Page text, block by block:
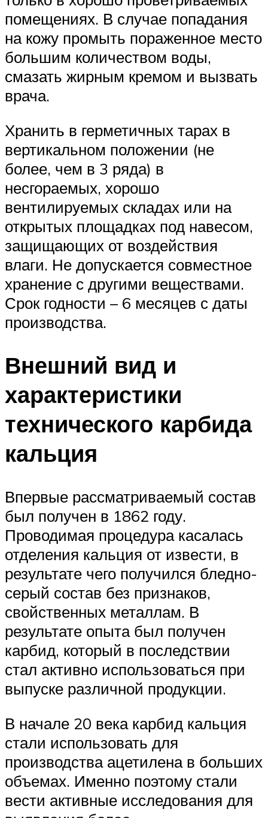
помещениях. В случае попадания
на кожу промыть пораженное место
большим количеством воды,
смазать жирным кремом и вызвать
врача.
Хранить в герметичных тарах в
вертикальном положении (не
более, чем в 3 ряда) в
несгораемых, хорошо
вентилируемых складах или на
открытых площадках под навесом,
защищающих от воздействия
влаги. Не допускается совместное
хранение с другими веществами.
Срок годности – 6 месяцев с даты
производства.
Внешний вид и
характеристики
технического карбида
кальция
Впервые рассматриваемый состав
был получен в 1862 году.
Проводимая процедура касалась
отделения кальция от извести, в
результате чего получился бледно-
серый состав без признаков,
свойственных металлам. В
результате опыта был получен
карбид, который в последствии
стал активно использоваться при
выпуске различной продукции.
В начале 20 века карбид кальция
стали использовать для
производства ацетилена в больших
объемах. Именно поэтому стали
вести активные исследования для